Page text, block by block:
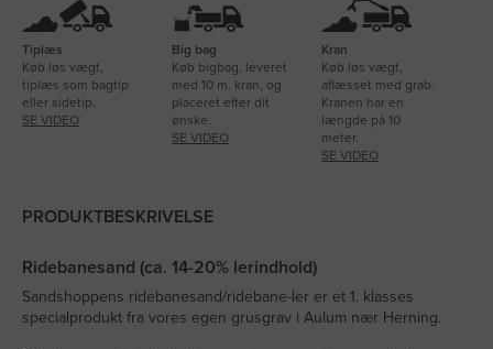
Tiplæs
Køb løs vægt,
tiplæs som bagtip
eller sidetip.
SE VIDEO
Big bag
Køb bigbag, leveret
med 10 m. kran, og
placeret efter dit
ønske.
SE VIDEO
Kran
Køb løs vægt,
aflæsset med grab.
Kranen har en
længde på 10
meter.
SE VIDEO
PRODUKTBESKRIVELSE
Ridebanesand (ca. 14-20% lerindhold)
Sandshoppens ridebanesand/ridebane-ler er et 1. klasses
specialprodukt fra vores egen grusgrav i Aulum nær Herning.